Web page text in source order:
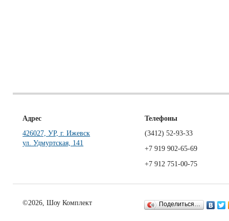
Адрес
426027, УР, г. Ижевск
ул. Удмуртская, 141
Телефоны
(3412) 52-93-33
+7 919 902-65-69
+7 912 751-00-75
©2026, Шоу Комплект Поделиться…